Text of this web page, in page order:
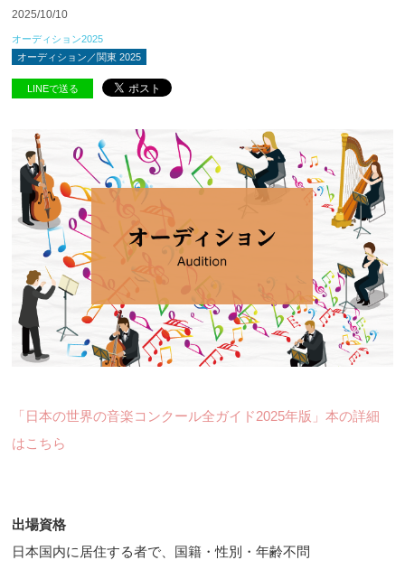
2025/10/10
オーディション2025
オーディション／関東 2025
LINEで送る
「日本の世界の音楽コンクール全ガイド2025年版」本の詳細
はこちら
出場資格
日本国内に居住する者で、国籍・性別・年齢不問